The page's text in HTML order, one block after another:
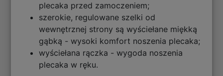
plecaka przed zamoczeniem;
szerokie, regulowane szelki od
wewnętrznej strony są wyściełane miękką
gąbką - wysoki komfort noszenia plecaka;
wyściełana rączka - wygoda noszenia
plecaka w ręku.